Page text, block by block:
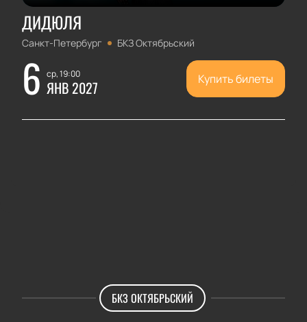
ДИДЮЛЯ
Санкт-Петербург БКЗ Октябрьский
6 ср, 19:00
ЯНВ 2027 Купить билеты
БКЗ ОКТЯБРЬСКИЙ